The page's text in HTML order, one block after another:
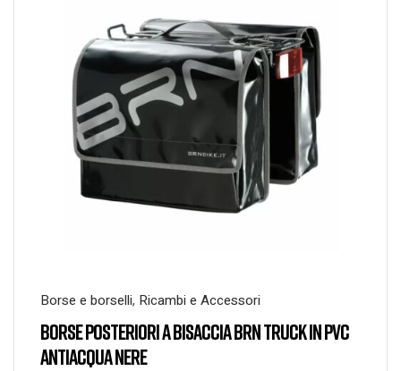
Borse e borselli, Ricambi e Accessori
BORSE POSTERIORI A BISACCIA BRN TRUCK IN PVC
ANTIACQUA NERE